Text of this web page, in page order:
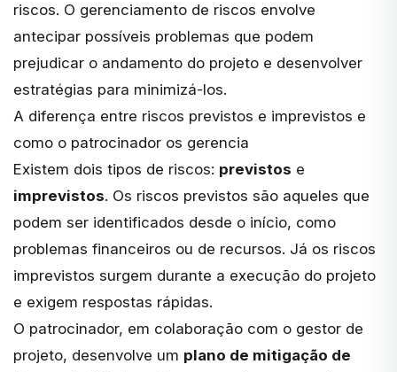
riscos. O gerenciamento de riscos envolve
antecipar possíveis problemas que podem
prejudicar o andamento do projeto e desenvolver
estratégias para minimizá-los.
A diferença entre riscos previstos e imprevistos e
como o patrocinador os gerencia
Existem dois tipos de riscos: previstos e
imprevistos. Os riscos previstos são aqueles que
podem ser identificados desde o início, como
problemas financeiros ou de recursos. Já os riscos
imprevistos surgem durante a execução do projeto
e exigem respostas rápidas.
O patrocinador, em colaboração com o gestor de
projeto, desenvolve um plano de mitigação de